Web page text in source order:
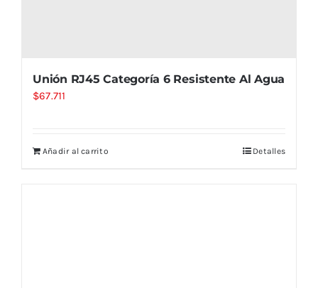
Unión RJ45 Categoría 6 Resistente Al Agua
$67.711
Añadir al carrito Detalles